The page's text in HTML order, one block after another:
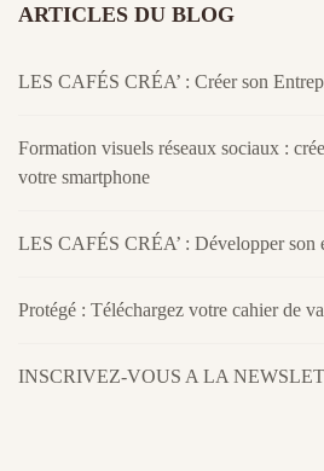
ARTICLES DU BLOG
LES CAFÉS CRÉA’ : Créer son
Formation visuels réseaux sociaux :
votre smartphone
LES CAFÉS CRÉA’ : Développer son
Protégé : Téléchargez votre cahier de
INSCRIVEZ-VOUS A LA